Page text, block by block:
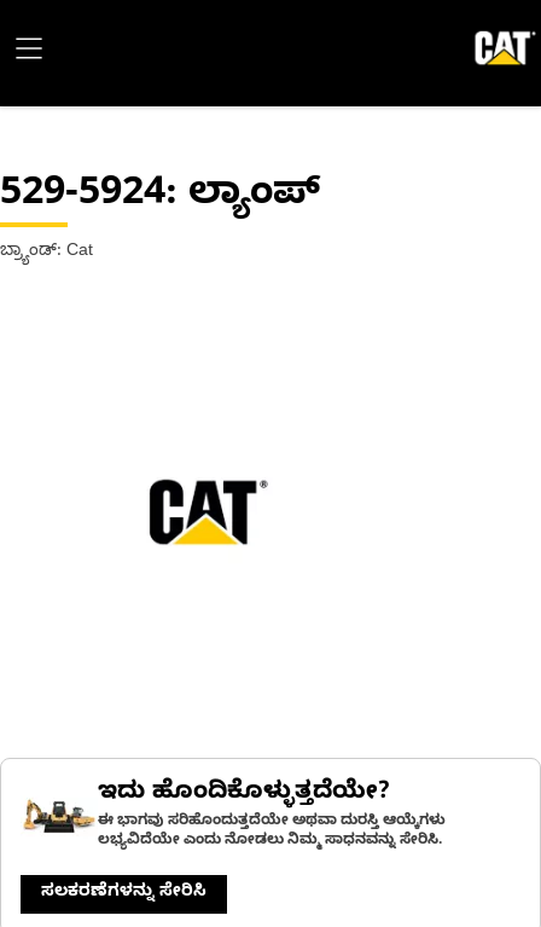
529-5924: ಲ್ಯಾಂಪ್
ಬ್ರ್ಯಾಂಡ್: Cat
ಇದು ಹೊಂದಿಕೊಳ್ಳುತ್ತದೆಯೇ?
ಈ ಭಾಗವು ಸರಿಹೊಂದುತ್ತದೆಯೇ ಅಥವಾ ದುರಸ್ತಿ ಆಯ್ಕೆಗಳು
ಲಭ್ಯವಿದೆಯೇ ಎಂದು ನೋಡಲು ನಿಮ್ಮ ಸಾಧನವನ್ನು ಸೇರಿಸಿ.
ಸಲಕರಣೆಗಳನ್ನು ಸೇರಿಸಿ